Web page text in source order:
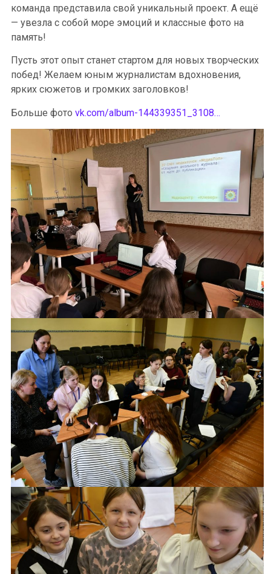
команда представила свой уникальный проект. А ещё
— увезла с собой море эмоций и классные фото на
память!
Пусть этот опыт станет стартом для новых творческих
побед! Желаем юным журналистам вдохновения,
ярких сюжетов и громких заголовков!
Больше фото vk.com/album-144339351_3108…